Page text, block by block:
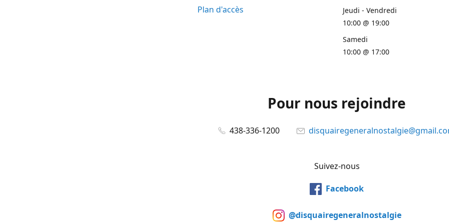
Plan d'accès
Jeudi - Vendredi
10:00 @ 19:00
Samedi
10:00 @ 17:00
Pour nous rejoindre
438-336-1200
Suivez-nous
Facebook
@disquairegeneralnostalgie